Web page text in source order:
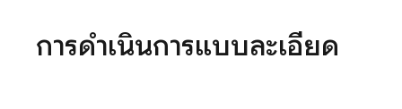
การดำเนินการแบบละเอียด